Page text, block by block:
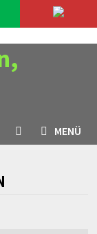
MENÜ